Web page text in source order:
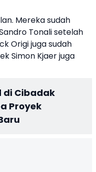
Mereka sudah
Tonali setelah
Origi juga sudah
Simon Kjaer juga
di Cibadak
Proyek